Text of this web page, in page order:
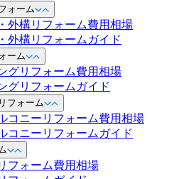
ォーム
外構リフォーム費用相場
外構リフォームガイド
ーム
グリフォーム費用相場
グリフォームガイド
フォーム
コニーリフォーム費用相場
コニーリフォームガイド
フォーム費用相場